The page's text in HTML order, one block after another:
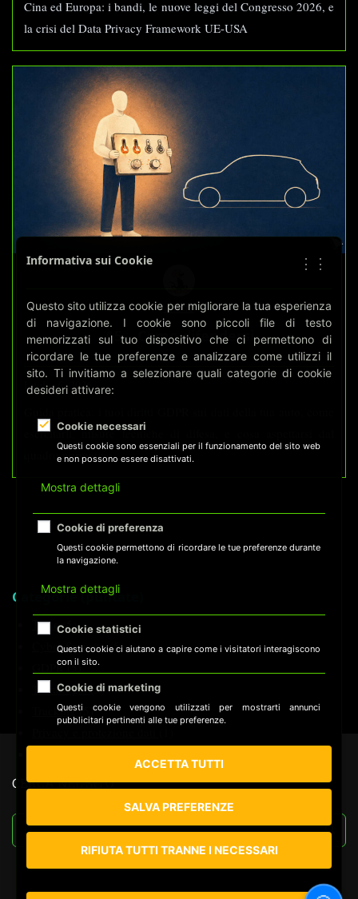
Cina ed Europa: i bandi, le nuove leggi del Congresso 2026, e
la crisi del Data Privacy Framework UE-USA
effedc
A5 – Come difendersi
Luglio 6, 2026
esercitarli, misure tecniche di difesa, e cosa aspettarsi dal
quadro normativo
Categorie (puntate)
Tutte(5)
Cyber Security(5)
GDPR(5)
Tecnologia(5)
Tracking(5)
CERCA NEL SITO
Informativa sui Cookie ⋮⋮
Questo sito utilizza cookie per migliorare la tua esperienza
di navigazione. I cookie sono piccoli file di testo
memorizzati sul tuo dispositivo che ci permettono di
ricordare le tue preferenze e analizzare come utilizzi il
sito. Ti invitiamo a selezionare quali categorie di cookie
desideri attivare:
Cookie necessari
Questi cookie sono essenziali per il funzionamento del sito web
e non possono essere disattivati.
Mostra dettagli
Cookie di preferenza
Questi cookie permettono di ricordare le tue preferenze durante
la navigazione.
Mostra dettagli
Cookie statistici
Questi cookie ci aiutano a capire come i visitatori interagiscono
con il sito.
Cookie di marketing
Questi cookie vengono utilizzati per mostrarti annunci
pubblicitari pertinenti alle tue preferenze.
ACCETTA TUTTI
SALVA PREFERENZE
RIFIUTA TUTTI TRANNE I NECESSARI